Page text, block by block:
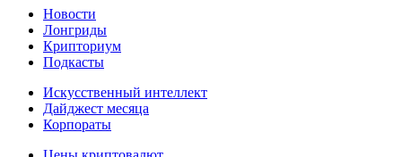
Новости
Лонгриды
Крипториум
Подкасты
Искусственный интеллект
Дайджест месяца
Корпораты